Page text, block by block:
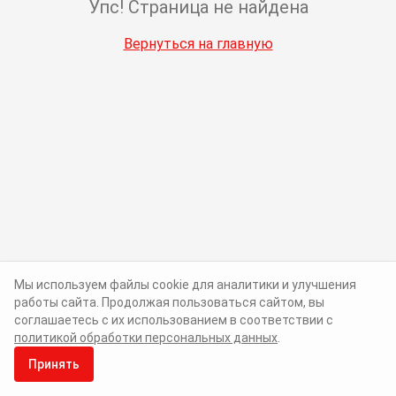
Упс! Страница не найдена
Вернуться на главную
Мы используем файлы cookie для аналитики и улучшения
работы сайта. Продолжая пользоваться сайтом, вы
соглашаетесь с их использованием в соответствии с
политикой обработки персональных данных
Принять